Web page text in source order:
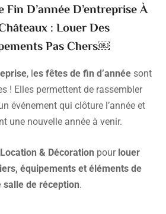
Fin D’année D’entreprise À
: Louer Des
Pas Chers￼
, les fêtes de fin d’année sont
! Elles permettent de rassembler
événement qui clôture l’année et
une nouvelle année à venir.
& Décoration pour louer
équipements et éléments de
de réception.